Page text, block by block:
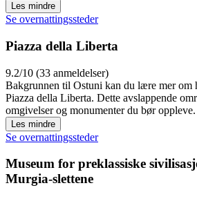
Les mindre
Se overnattingssteder
Piazza della Liberta
9.2/10 (33 anmeldelser)
Bakgrunnen til Ostuni kan du lære mer om
Piazza della Liberta. Dette avslappende
omgivelser og monumenter du bør oppleve.
Les mindre
Se overnattingssteder
Museum for preklassiske
Murgia-slettene